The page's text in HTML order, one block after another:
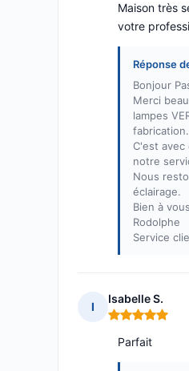
Maison très
votre
Réponse
Bonjour
Merci
lampes
fabrication.
C'est
notre
Nous
éclairage.
Bien à
Rodolphe
Service
I
Isabelle S.
Note : 5 sur 5
Parfait